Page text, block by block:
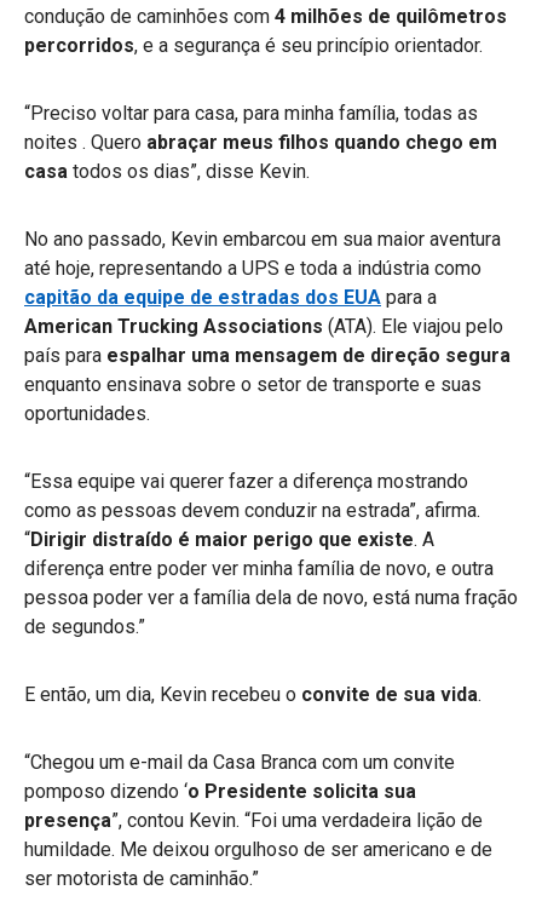
condução de caminhões com 4 milhões de quilômetros
percorridos, e a segurança é seu princípio orientador.
“Preciso voltar para casa, para minha família, todas as
noites . Quero abraçar meus filhos quando chego em
casa todos os dias”, disse Kevin.
No ano passado, Kevin embarcou em sua maior aventura
até hoje, representando a UPS e toda a indústria como
capitão da equipe de estradas dos EUA para a
American Trucking Associations (ATA). Ele viajou pelo
país para espalhar uma mensagem de direção segura
enquanto ensinava sobre o setor de transporte e suas
oportunidades.
“Essa equipe vai querer fazer a diferença mostrando
como as pessoas devem conduzir na estrada”, afirma.
“Dirigir distraído é maior perigo que existe. A
diferença entre poder ver minha família de novo, e outra
pessoa poder ver a família dela de novo, está numa fração
de segundos.”
E então, um dia, Kevin recebeu o convite de sua vida.
“Chegou um e-mail da Casa Branca com um convite
pomposo dizendo ‘o Presidente solicita sua
presença”, contou Kevin. “Foi uma verdadeira lição de
humildade. Me deixou orgulhoso de ser americano e de
ser motorista de caminhão.”